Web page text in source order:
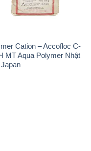
Cation – Accofloc C-
MT Aqua Polymer Nhật